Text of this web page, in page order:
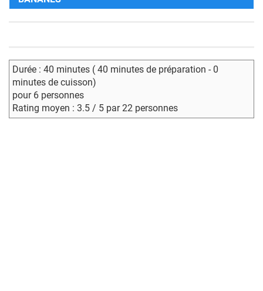
Durée : 40 minutes ( 40 minutes de préparation - 0
minutes de cuisson)
pour 6 personnes
Rating moyen : 3.5 / 5 par 22 personnes